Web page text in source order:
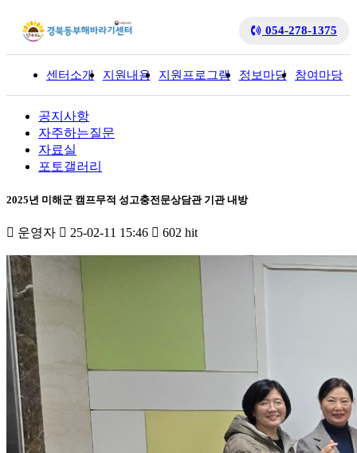
054-278-1375
센터소개 지원내용 지원프로그램 정보마당 참여마당
공지사항
자주하는질문
자료실
포토갤러리
2025년 미해군 캠프무적 성고충전문상담관 기관 내방
운영자 25-02-11 15:46 602 hit